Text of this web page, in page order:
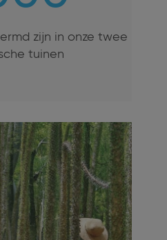
zijn in onze twee
tuinen